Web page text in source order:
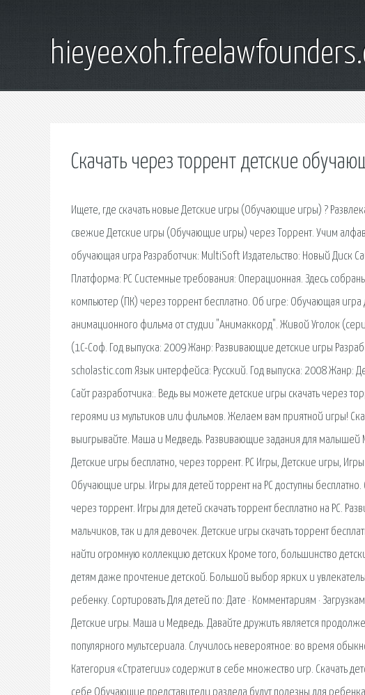
Скачать через торрент детские
Ищете, где скачать новые Детские игры (Обучающие игры) ?
свежие Детские игры (Обучающие игры) через Торрент. Учим
обучающая игра Разработчик: MultiSoft Издательство: Новый Диск
Платформа: PC Системные требования: Операционная. Здесь
компьютер (ПК) через торрент бесплатно. Об игре: Обучающая игра
анимационного фильма от студии "Анимаккорд". Живой Уголок
(1C-Соф. Год выпуска: 2009 Жанр: Развивающие детские игры
scholastic.com Язык интерфейса: Русский. Год выпуска: 2008 Жанр:
Сайт разработчика:. Ведь вы можете детские игры скачать через
героями из мультиков или фильмов. Желаем вам приятной игры!
выигрывайте. Маша и Медведь. Развивающие задания для малышей
Детские игры бесплатно, через торрент. PC Игры, Детские игры,
Обучающие игры. Игры для детей торрент на PC доступны
через торрент. Игры для детей скачать торрент бесплатно на PC.
мальчиков, так и для девочек. Детские игры скачать торрент
найти огромную коллекцию детских Кроме того, большинство
детям даже прочтение детской. Большой выбор ярких и
ребенку. Сортировать Для детей по: Дате · Комментариям ·
Детские игры. Маша и Медведь. Давайте дружить является
популярного мультсериала. Случилось невероятное: во время
Категория «Стратегии» содержит в себе множество игр. Скачать
себе Обучающие представители раздела будут полезны для